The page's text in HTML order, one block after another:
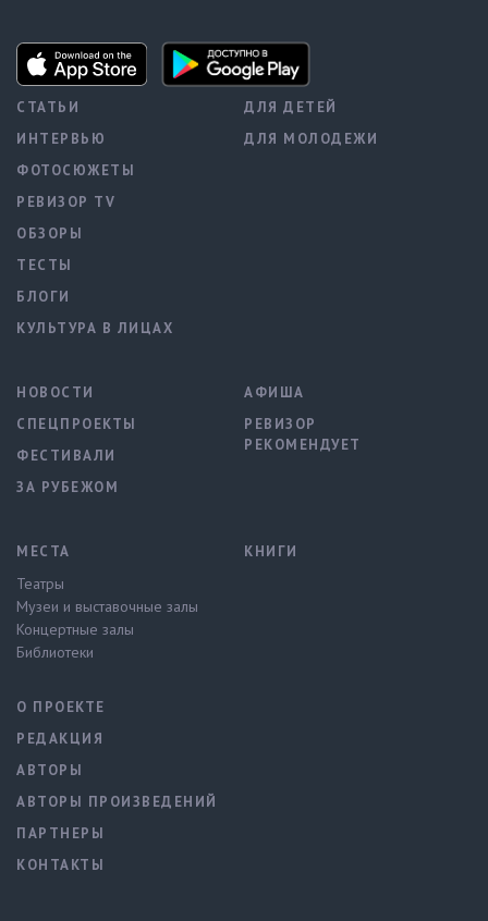
СТАТЬИ
ИНТЕРВЬЮ
ФОТОСЮЖЕТЫ
РЕВИЗОР TV
ОБЗОРЫ
ТЕСТЫ
БЛОГИ
КУЛЬТУРА В ЛИЦАХ
ДЛЯ ДЕТЕЙ
ДЛЯ МОЛОДЕЖИ
НОВОСТИ
СПЕЦПРОЕКТЫ
ФЕСТИВАЛИ
ЗА РУБЕЖОМ
АФИША
РЕВИЗОР
РЕКОМЕНДУЕТ
МЕСТА
Театры
Музеи и выставочные залы
Концертные залы
Библиотеки
КНИГИ
О ПРОЕКТЕ
РЕДАКЦИЯ
АВТОРЫ
АВТОРЫ ПРОИЗВЕДЕНИЙ
ПАРТНЕРЫ
КОНТАКТЫ